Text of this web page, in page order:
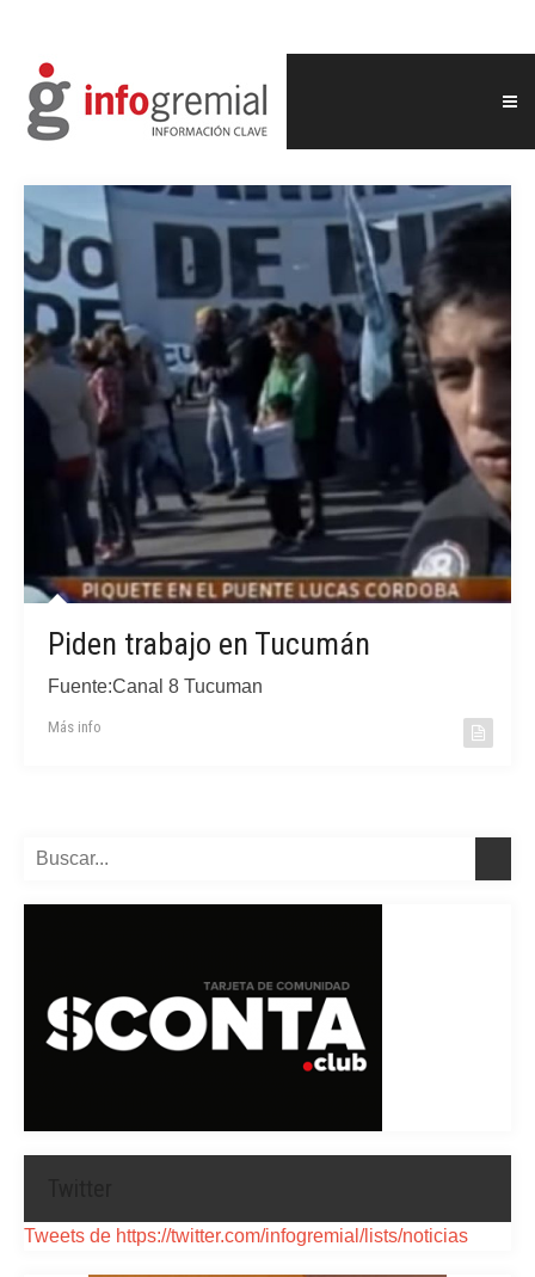
Piden trabajo en Tucumán
Fuente:Canal 8 Tucuman
Más info
Tweets de https://twitter.com/infogremial/lists/noticias